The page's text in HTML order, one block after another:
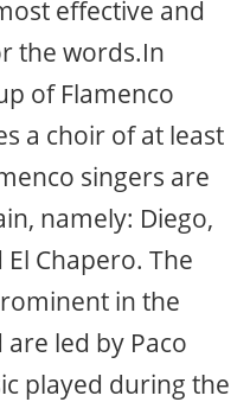
effective and
the words.In
of Flamenco
a choir of at least
singers are
namely: Diego,
Chapero. The
in the
led by Paco
played during the